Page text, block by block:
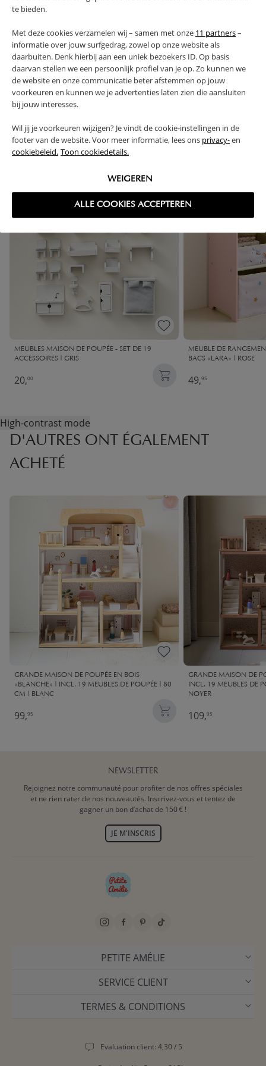
te bieden.
Met deze cookies verzamelen wij – samen met onze 11 partners–
informatie over jouw surfgedrag, zowel op onze website als
daarbuiten. Denk hierbij aan een uniek bezoekers ID. Op basis
daarvan stellen we een persoonlijk profiel van je op. Zo kunnen we
de website en onze communicatie beter afstemmen op jouw
voorkeuren en kunnen we je advertenties laten zien die aansluiten
bij jouw interesses.
Wil jij je voorkeuren wijzigen? Je vindt de cookie-instellingen in de
footer van de website. Voor meer informatie, lees ons privacy-en
cookiebeleid. Toon cookiedetails.
WEIGEREN
ALLE COOKIES ACCEPTEREN
RETOURS
SOUVENT ACHETÉS ENSEMBLE
MEUBLES MAISON DE POUPÉE - SET DE 19
ACCESSOIRES | GRIS
20,00
MEUBLE DE
BACS «LARA» | ROSE
49,95
High-contrast mode
D'AUTRES ONT ÉGALEMENT
ACHETÉ
GRANDE MAISON DE POUPÉE EN BOIS
«BLANCHE» | INCL. 19 MEUBLES DE POUPÉE | 80
CM | BLANC
99,95
GRANDE MAISON DE
INCL. 19 MEUBLES DE
NOYER
109,95
NEWSLETTER
Rejoignez notre communauté pour profiter de nos offres spéciales
et ne rien rater de nos nouveautés. Inscrivez-vous et tentez de
gagner un bon d’achat de 150 € !
JE M'INSCRIS
PETITE AMÉLIE
SERVICE CLIENT
TERMES & CONDITIONS
Evaluation client: 4,30 / 5